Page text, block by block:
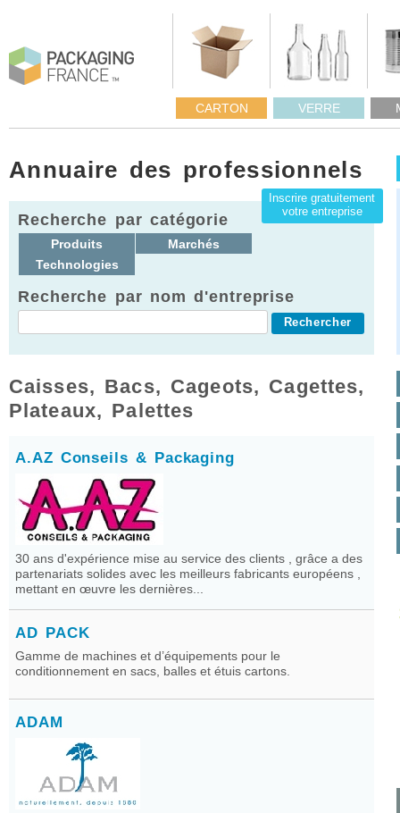
CARTON VERRE
Annuaire des professionnels
Recherche par catégorie
Produits
Marchés
Technologies
Recherche par nom d'entreprise
Inscrire gratuitement
votre entreprise
Caisses, Bacs, Cageots, Cagettes,
Plateaux, Palettes
A.AZ Conseils & Packaging
30 ans d'expérience mise au service des clients , grâce a des
partenariats solides avec les meilleurs fabricants européens ,
mettant en œuvre les dernières...
AD PACK
Gamme de machines et d’équipements pour le
conditionnement en sacs, balles et étuis cartons.
ADAM